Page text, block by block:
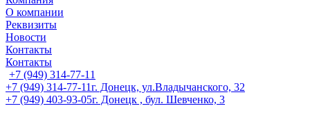
О компании
Реквизиты
Новости
Контакты
Контакты
+7 (949) 314-77-11
+7 (949) 314-77-11г. Донецк, ул.Владычанского, 32
+7 (949) 403-93-05г. Донецк , бул. Шевченко, 3